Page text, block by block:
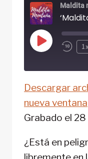
Maldita
Reproducir1x
FEED RSS
COMPARTIR
ENLACE
Descargar
nueva ventana
Grabado el
¿Está en